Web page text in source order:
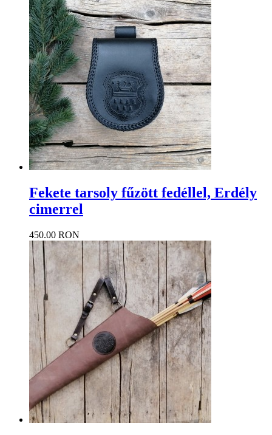
Fekete tarsoly fűzött fedéllel, Erdély
cimerrel
450.00 RON